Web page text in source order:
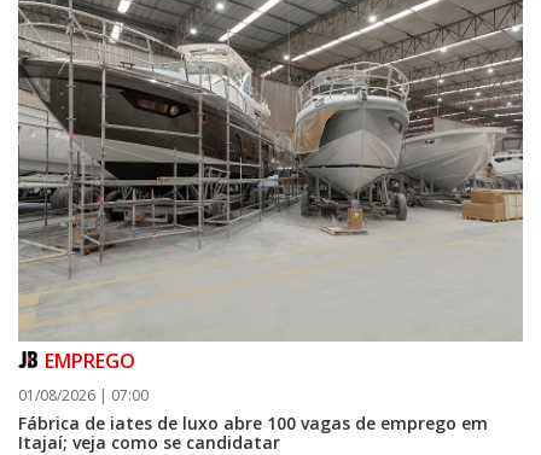
EMPREGO
01/08/2026 | 07:00
Fábrica de iates de luxo abre 100 vagas de emprego em
Itajaí; veja como se candidatar